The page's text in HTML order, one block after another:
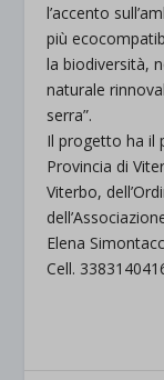
l’accento
più
la biodiversità,
naturale
serra”.
Il progetto ha il
Provincia di
Viterbo,
Elena
Cell.